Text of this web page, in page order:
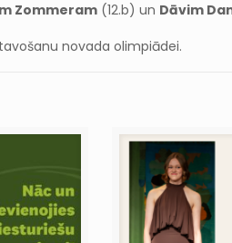
Zommeram (12.b) un Dāvim
novada olimpiādei.